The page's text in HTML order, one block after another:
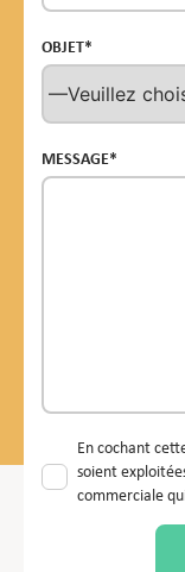
OBJET*
MESSAGE*
En cochant
soient
commerciale